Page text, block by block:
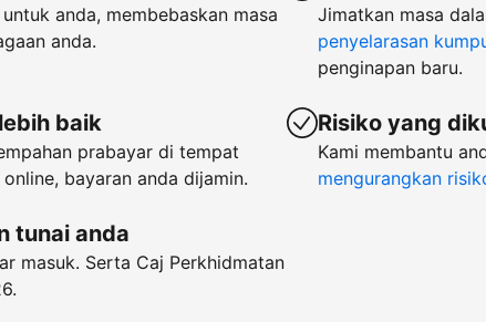
untuk anda, membebaskan masa
anda.
baik
prabayar di tempat
bayaran anda dijamin.
tunai anda
masuk. Serta Caj Perkhidmatan
Jimatkan masa
penyelarasan
penginapan baru.
Risiko yang
Kami membantu
mengurangkan